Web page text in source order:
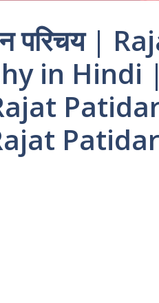
परिचय |
in Hindi |
Patidar